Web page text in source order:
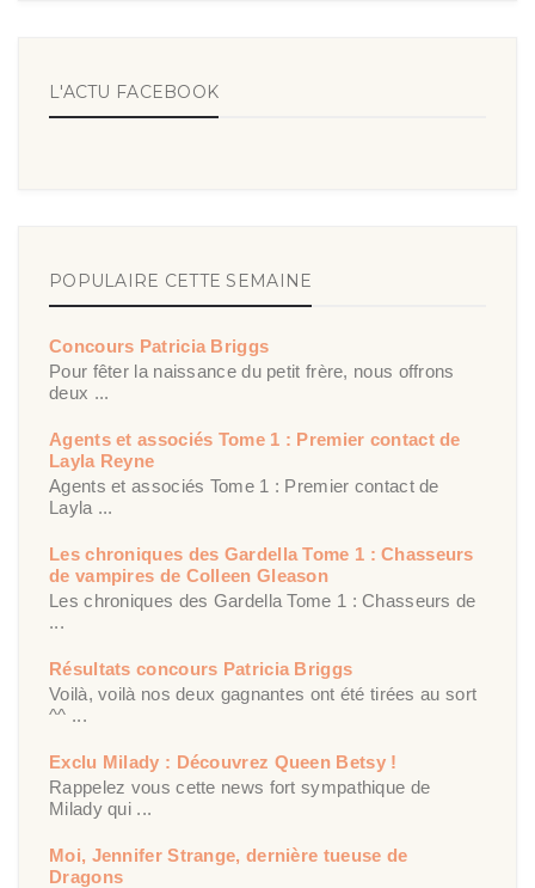
L'ACTU FACEBOOK
POPULAIRE CETTE SEMAINE
Concours Patricia Briggs
Pour fêter la naissance du petit frère, nous offrons
deux ...
Agents et associés Tome 1 : Premier contact de
Layla Reyne
Agents et associés Tome 1 : Premier contact de
Layla ...
Les chroniques des Gardella Tome 1 : Chasseurs
de vampires de Colleen Gleason
Les chroniques des Gardella Tome 1 : Chasseurs de
...
Résultats concours Patricia Briggs
Voilà, voilà nos deux gagnantes ont été tirées au sort
^^ ...
Exclu Milady : Découvrez Queen Betsy !
Rappelez vous cette news fort sympathique de
Milady qui ...
Moi, Jennifer Strange, dernière tueuse de
Dragons